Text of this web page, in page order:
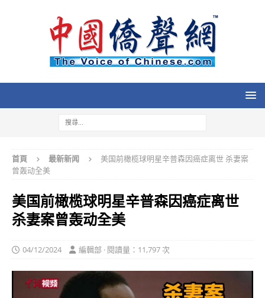
首頁 最新新闻
美国前橄榄球明星辛普森因癌症离世 杀妻案
曾轰动全美
美国前橄榄球明星辛普森因癌症离世
杀妻案曾轰动全美
04/12/2024 編輯部 · 閱讀量：11,797 次